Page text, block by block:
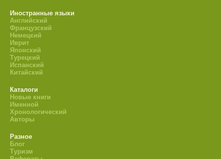
Иностранные языки
Английский
Французский
Немецкий
Иврит
Японский
Турецкий
Испанский
Китайский
Каталоги
Новые книги
Именной
Хронологический
Авторы
Разное
Блог
Туризм